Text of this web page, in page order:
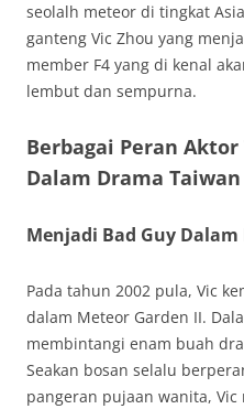
seolalh meteor di tingkat
ganteng Vic Zhou yang
member F4 yang di kenal
lembut dan sempurna.
Berbagai Peran
Dalam Drama Taiwan
Menjadi Bad Guy
Pada tahun 2002 pula, Vic
dalam Meteor Garden II.
membintangi enam buah
Seakan bosan selalu
pangeran pujaan wanita,